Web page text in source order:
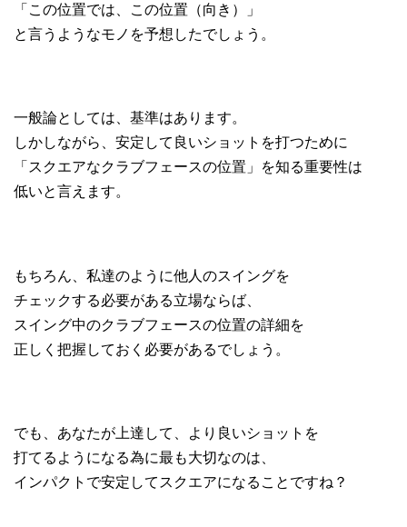
「この位置では、この位置（向き）」
と言うようなモノを予想したでしょう。
一般論としては、基準はあります。
しかしながら、安定して良いショットを打つために
「スクエアなクラブフェースの位置」を知る重要性は
低いと言えます。
もちろん、私達のように他人のスイングを
チェックする必要がある立場ならば、
スイング中のクラブフェースの位置の詳細を
正しく把握しておく必要があるでしょう。
でも、あなたが上達して、より良いショットを
打てるようになる為に最も大切なのは、
インパクトで安定してスクエアになることですね？